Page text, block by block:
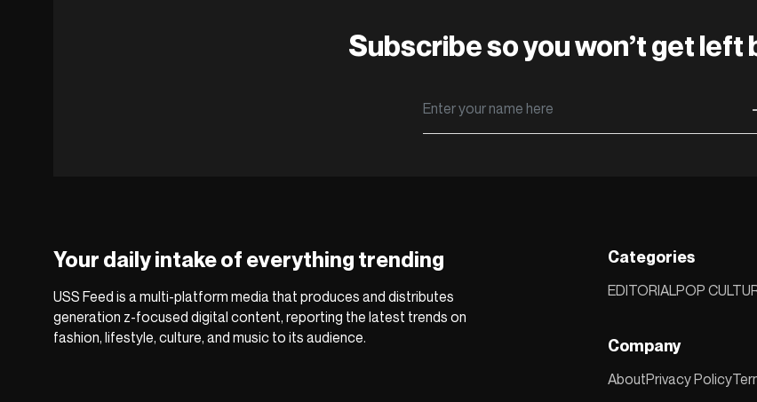
Subscribe so you won’t get left
Your daily intake of everything trending
USS Feed is a multi-platform media that produces and distributes
generation z-focused digital content, reporting the latest trends on
fashion, lifestyle, culture, and music to its audience.
Categories
EDITORIALPOP
Company
AboutPrivacy Policy